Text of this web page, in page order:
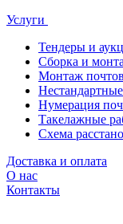
Услуги
Тендеры и
Сборка и
Монтаж
Нумерация
Такелажные
Схема
Доставка и оплата
О нас
Контакты